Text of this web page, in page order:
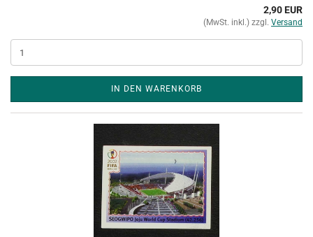
2,90 EUR
(MwSt. inkl.) zzgl. Versand
IN DEN WARENKORB